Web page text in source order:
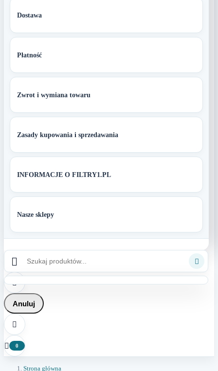
Dostawa
Płatność
Zwrot i wymiana towaru
Zasady kupowania i sprzedawania
INFORMACJE O FILTRY1.PL
Nasze sklepy
 

Anuluj

 0
Strona główna